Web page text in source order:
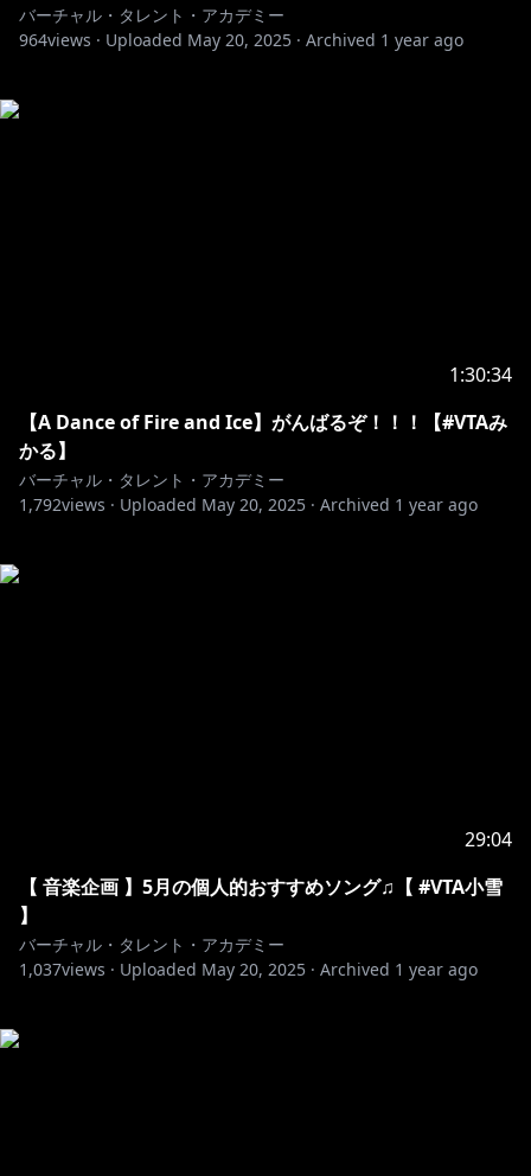
バーチャル・タレント・アカデミー
964views · Uploaded May 20, 2025 · Archived 1 year ago
1:30:34
【A Dance of Fire and Ice】がんばるぞ！！！【#VTAみ
かる】
バーチャル・タレント・アカデミー
1,792views · Uploaded May 20, 2025 · Archived 1 year ago
29:04
【 音楽企画 】5月の個人的おすすめソング♫【 #VTA小雪
】
バーチャル・タレント・アカデミー
1,037views · Uploaded May 20, 2025 · Archived 1 year ago